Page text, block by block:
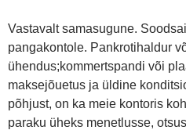
Vastavalt samasugune.
pangakontole. Pankrotihaldur
ühendus;kommertspandi või
maksejõuetus ja üldine
põhjust, on ka meie kontoris
paraku üheks menetlusse,